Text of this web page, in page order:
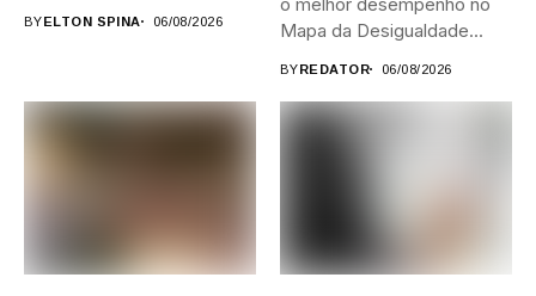
BYELTON SPINA 06/08/2026
Mapa da Desigualdade...
BYREDATOR 06/08/2026